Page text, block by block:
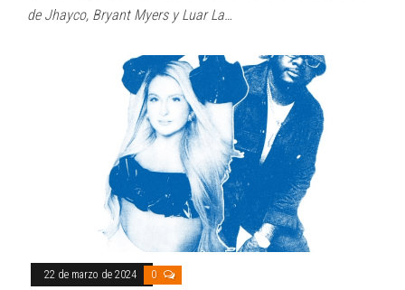
de Jhayco, Bryant Myers y Luar La…
22 de marzo de 2024 0